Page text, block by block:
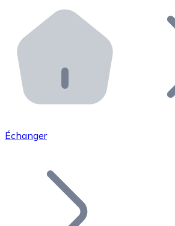
Distributeurs automatiques
Intégrez un ATM Bitnovo dans
API Bitnovo
Intégrez notre API dans votre
Rejoignez notre réseau de
Ajoutez le token de votre projet
Échanger